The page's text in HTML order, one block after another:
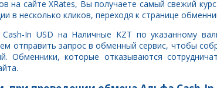
на сайте XRates, Вы получаете самый свежий
в несколько кликов, переходя к странице
In USD на Наличные KZT по указанному
отправить запрос в обменный сервис, чтобы
Обменники, которые отказываются